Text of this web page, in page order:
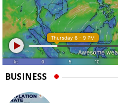
BUSINESS